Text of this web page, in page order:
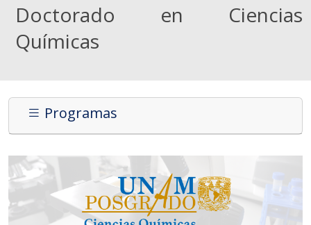
Doctorado en Ciencias
Químicas
Programas